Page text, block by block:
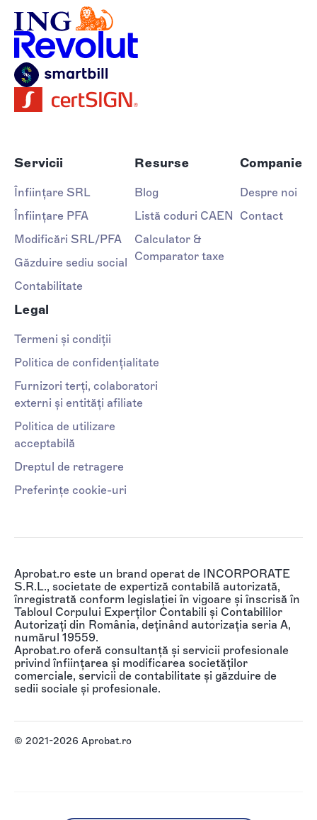
Servicii
Înființare SRL
Înființare PFA
Modificări SRL/PFA
Găzduire sediu social
Contabilitate
Resurse
Blog
Listă coduri CAEN
Calculator &
Comparator taxe
Companie
Despre noi
Contact
Legal
Termeni și condiții
Politica de confidențialitate
Furnizori terți, colaboratori
externi și entități afiliate
Politica de utilizare
acceptabilă
Dreptul de retragere
Preferințe cookie-uri
Aprobat.ro este un brand operat de INCORPORATE
S.R.L., societate de expertiză contabilă autorizată,
înregistrată conform legislației în vigoare și înscrisă în
Tabloul Corpului Experților Contabili și Contabililor
Autorizați din România, deținând autorizația seria A,
numărul 19559.
Aprobat.ro oferă consultanță și servicii profesionale
privind înființarea și modificarea societăților
comerciale, servicii de contabilitate și găzduire de
sedii sociale și profesionale.
© 2021-2026 Aprobat.ro